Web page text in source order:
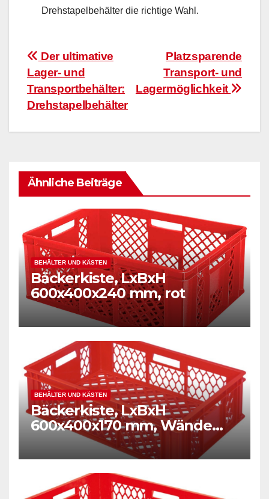
Drehstapelbehälter die richtige Wahl.
BeitragsnavigationPlatzsparende
Transport- und
Lagermöglichkeit
Der ultimative
Lager- und
Transportbehälter:
Drehstapelbehälter
Ähnliche Beiträge
BEHÄLTER UND KÄSTEN
Bäckerkiste, LxBxH
600x400x240 mm, rot
BEHÄLTER UND KÄSTEN
Bäckerkiste, LxBxH
600x400x170 mm, Wände
und Boden durchbrochen,
Gewicht 1,50 kg, rot